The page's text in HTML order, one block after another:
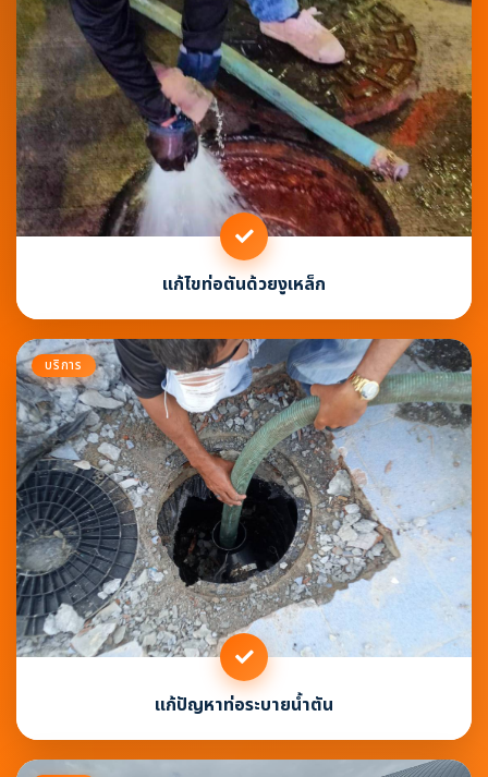
แก้ไขท่อตันด้วยงูเหล็ก
บริการ
แก้ปัญหาท่อระบายน้ำตัน